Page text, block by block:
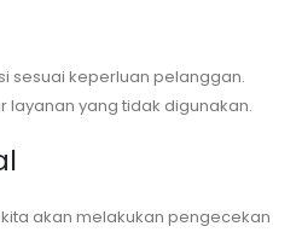
sesuai keperluan pelanggan.
layanan yang tidak digunakan.
akan melakukan pengecekan